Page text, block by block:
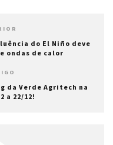
do El Niño deve
ondas de calor
da Verde Agritech na
a 22/12!